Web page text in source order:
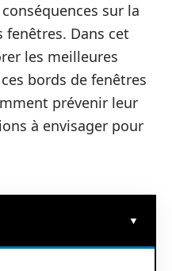
sur la
fenêtres. Dans cet
les meilleures
bords de fenêtres
prévenir leur
à envisager pour